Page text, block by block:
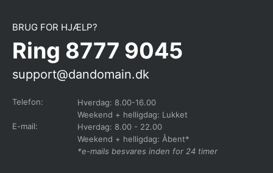
BRUG FOR HJÆLP?
Ring 8777 9045
support@dandomain.dk
Telefon:
Hverdag: 8.00-16.00
Weekend + helligdag: Lukket
E-mail:
Hverdag: 8.00 - 22.00
Weekend + helligdag: Åbent*
*e-mails besvares inden for 24 timer